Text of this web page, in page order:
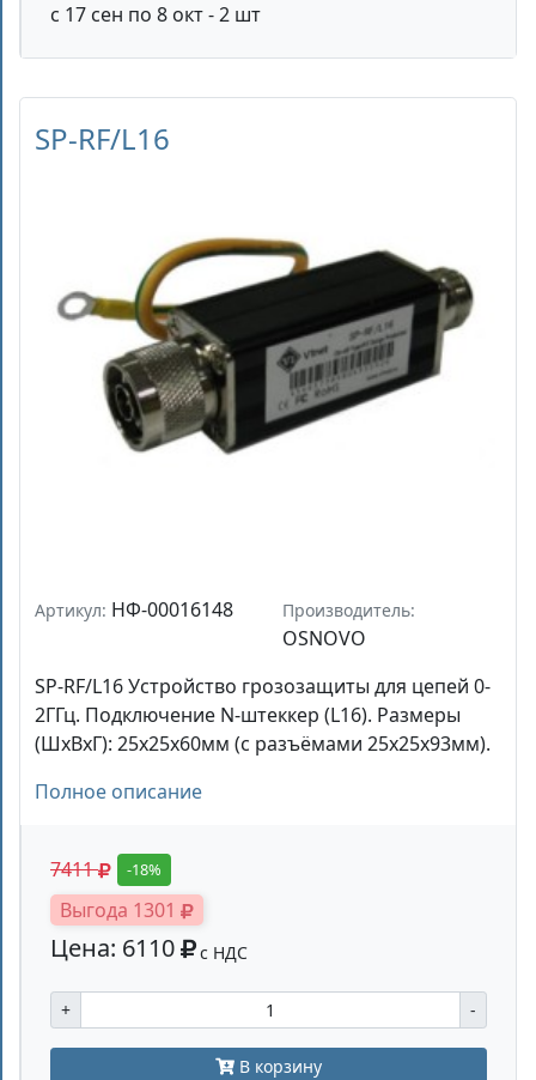
с 17 сен по 8 окт - 2 шт
SP-RF/L16
Артикул: НФ-00016148 Производитель:
OSNOVO
SP-RF/L16 Устройство грозозащиты для цепей 0-
2ГГц. Подключение N-штеккер (L16). Размеры
(ШxВxГ): 25х25х60мм (с разъёмами 25х25х93мм).
Полное описание
7411 -18%
Выгода 1301
Цена: 6110 с НДС
+ -
В корзину